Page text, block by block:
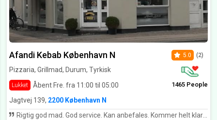
Afandi Kebab København N
Pizzaria, Grillmad, Durum, Tyrkisk
Lukket Åbent Fre. fra 11:00 til 05:00
5.0 (2)
1465 People
Jagtvej 139, 2200 København N
Rigtig god mad. God service. Kan anbefales. Kommer helt klart igen